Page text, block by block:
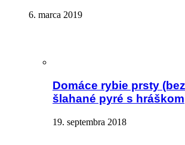
6. marca 2019
Domáce rybie prsty
šlahané pyré s hráškom
19. septembra 2018